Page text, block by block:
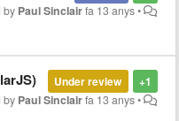
by Paul Sinclairfa 13 anys•
+1
Under review
by Paul Sinclairfa 13 anys•